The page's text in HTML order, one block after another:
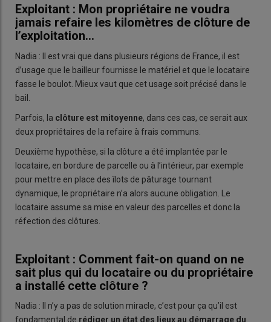
Exploitant : Mon propriétaire ne voudra
jamais refaire les kilomètres de clôture de
l’exploitation…
Nadia : Il est vrai que dans plusieurs régions de France, il est
d’usage que le bailleur fournisse le matériel et que le locataire
fasse le boulot. Mieux vaut que cet usage soit précisé dans le
bail.
Parfois, la clôture est mitoyenne, dans ces cas, ce serait aux
deux propriétaires de la refaire à frais communs.
Deuxième hypothèse, si la clôture a été implantée par le
locataire, en bordure de parcelle ou à l’intérieur, par exemple
pour mettre en place des îlots de pâturage tournant
dynamique, le propriétaire n’a alors aucune obligation. Le
locataire assume sa mise en valeur des parcelles et donc la
réfection des clôtures.
Exploitant : Comment fait-on quand on ne
sait plus qui du locataire ou du propriétaire
a installé cette clôture ?
Nadia : Il n’y a pas de solution miracle, c’est pour ça qu’il est
fondamental de rédiger un état des lieux au démarrage du